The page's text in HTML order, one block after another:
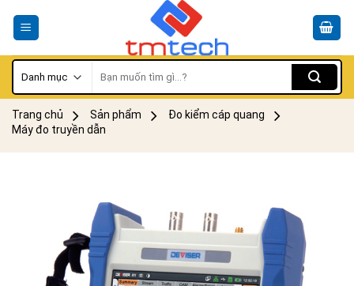
kiếm:
Trang chủ Sản phẩm
Đo kiểm cáp quang
Máy đo truyền dẫn